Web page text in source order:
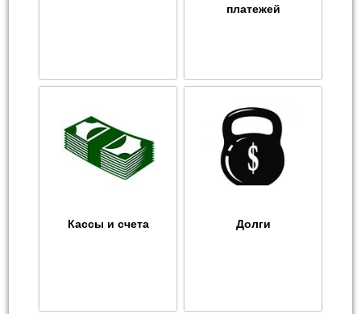
платежей
Кассы и счета Долги